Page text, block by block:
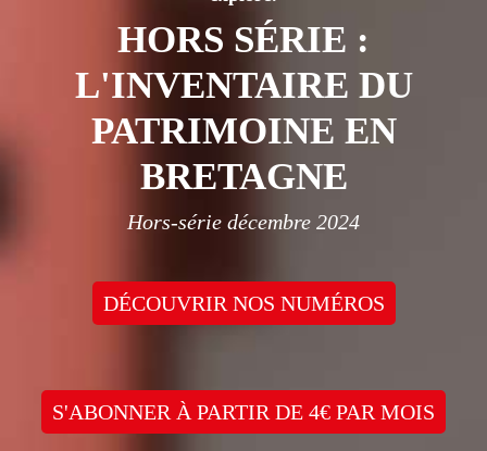
HORS SÉRIE :
L'INVENTAIRE DU
PATRIMOINE EN
BRETAGNE
Hors-série décembre 2024
DÉCOUVRIR NOS NUMÉROS
S'ABONNER À PARTIR DE 4€ PAR MOIS